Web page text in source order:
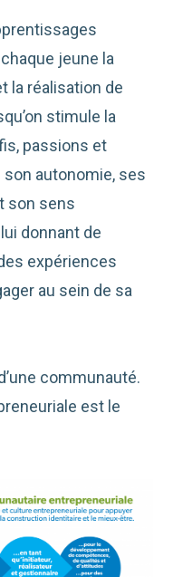
jeune la
la réalisation de
stimule la
passions et
autonomie, ses
son sens
donnant de
expériences
au sein de sa
communauté.
est le